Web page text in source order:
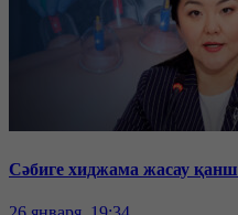
Сәбиге хиджама жасау